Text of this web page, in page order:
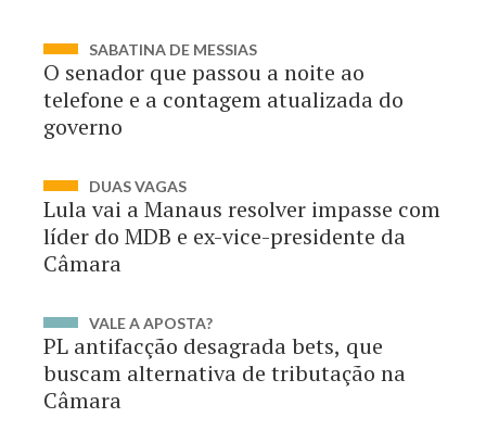
SABATINA DE MESSIAS
O senador que passou a noite ao
telefone e a contagem atualizada do
governo
DUAS VAGAS
Lula vai a Manaus resolver impasse com
líder do MDB e ex-vice-presidente da
Câmara
VALE A APOSTA?
PL antifacção desagrada bets, que
buscam alternativa de tributação na
Câmara